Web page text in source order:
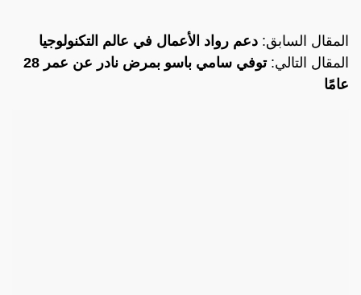
المقال السابق: دعم رواد الأعمال في عالم التكنولوجيا
المقال التالي:
توفي سامي باسو بمرض نادر عن عمر 28
عامًا